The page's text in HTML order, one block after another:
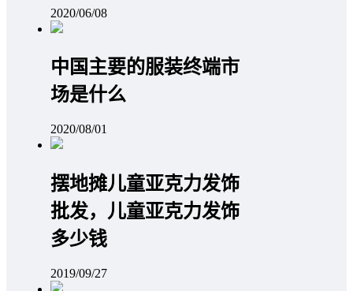
2020/06/08
中国主要的服装终端市
场是什么
2020/08/01
摆地摊儿童亚克力发饰
批发，儿童亚克力发饰
多少钱
2019/09/27